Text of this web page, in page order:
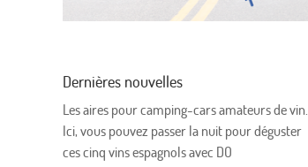
Dernières nouvelles
Les aires pour camping-cars amateurs de vin.
Ici, vous pouvez passer la nuit pour déguster
ces cinq vins espagnols avec DO